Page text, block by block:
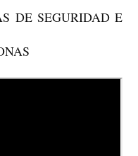
DE SEGURIDAD E